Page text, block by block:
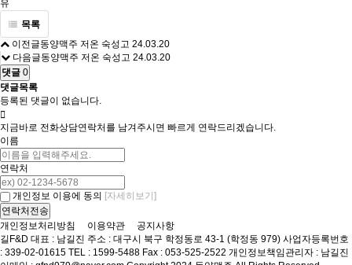
목록
이전글동양맥주 저온 숙성고 24.03.20
다음글동양맥주 저온 숙성고 24.03.20
댓글 0
댓글목록
등록된 댓글이 없습니다.
지금바로 전화상담연락처를 남겨주시면 빠르게 연락드리겠습니다.
이름
연락처
개인정보 이용에 동의 [자세히보기]
개인정보처리방침 이용약관
공지사항
길F&D 대표 : 남길진 주소 : 대구시 북구 학정동로 43-1 (학정동 979) 사업자등록번호
: 339-02-01615 TEL : 1599-5488 Fax : 053-525-2522 개인정보책임관리자 : 남길진